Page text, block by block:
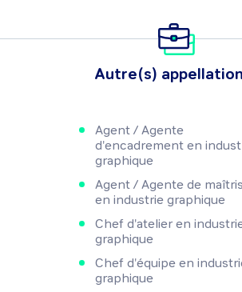
Autre(s)
Agent / Agente
d'encadrement en
graphique
Agent / Agente de
en industrie graphique
Chef d'atelier en
graphique
Chef d'équipe en
graphique